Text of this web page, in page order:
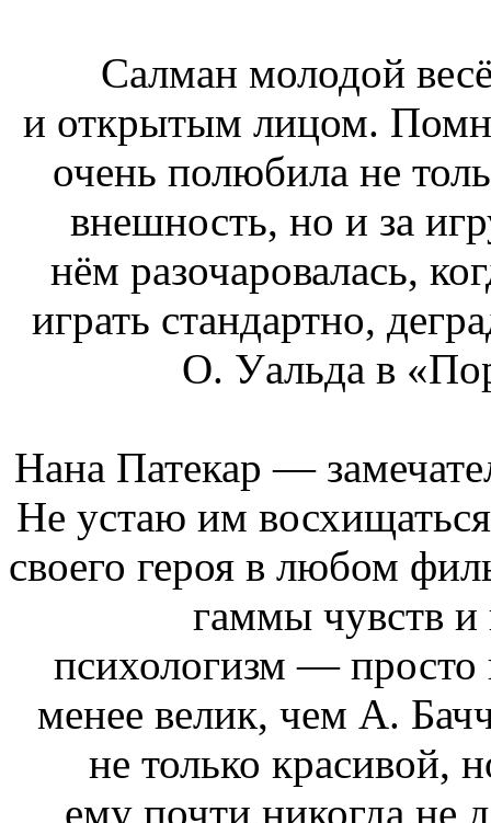
Салман молодой
и открытым лицом.
очень полюбила не
внешность, но и за
нём разочаровалась,
играть стандартно,
О. Уальда в
Нана Патекар —
Не устаю им
своего героя в любом
гаммы чувств
психологизм —
менее велик, чем А.
не только красивой,
ему почти никогда не